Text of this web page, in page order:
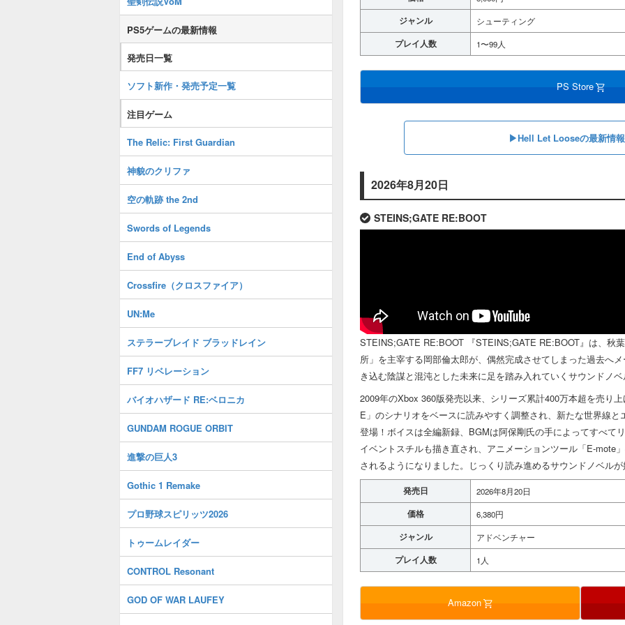
ジャンル シューティング
プレイ人数 1〜99人
PS Store
▶︎Hell Let Looseの最新情
2026年8月20日
STEINS;GATE RE:BOOT
STEINS;GATE RE:BOOT 『STEINS;GATE RE:BOOT』は、秋
所」を主宰する岡部倫太郎が、偶然完成させてしまった過去へ
き込む陰謀と混沌とした未来に足を踏み入れていくサウンドノ
2009年のXbox 360版発売以来、シリーズ累計400万本超を売り
E」のシナリオをベースに読みやすく調整され、新たな世界線
登場！ボイスは全編新録、BGMは阿保剛氏の手によってすべて
イベントスチルも描き直され、アニメーションツール「E-mote
されるようになりました。じっくり読み進めるサウンドノベルが
発売日 2026年8月20日
価格 6,380円
ジャンル アドベンチャー
プレイ人数 1人
Amazon
PS5ゲームの最新情報
発売日一覧
ソフト新作・発売予定一覧
注目ゲーム
The Relic: First Guardian
神貌のクリファ
空の軌跡 the 2nd
Swords of Legends
End of Abyss
Crossfire（クロスファイア）
UN:Me
ステラーブレイド ブラッドレイン
FF7 リベレーション
バイオハザード RE:ベロニカ
GUNDAM ROGUE ORBIT
進撃の巨人3
Gothic 1 Remake
プロ野球スピリッツ2026
トゥームレイダー
CONTROL Resonant
GOD OF WAR LAUFEY